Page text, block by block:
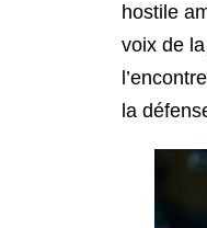
hostile
voix de
la